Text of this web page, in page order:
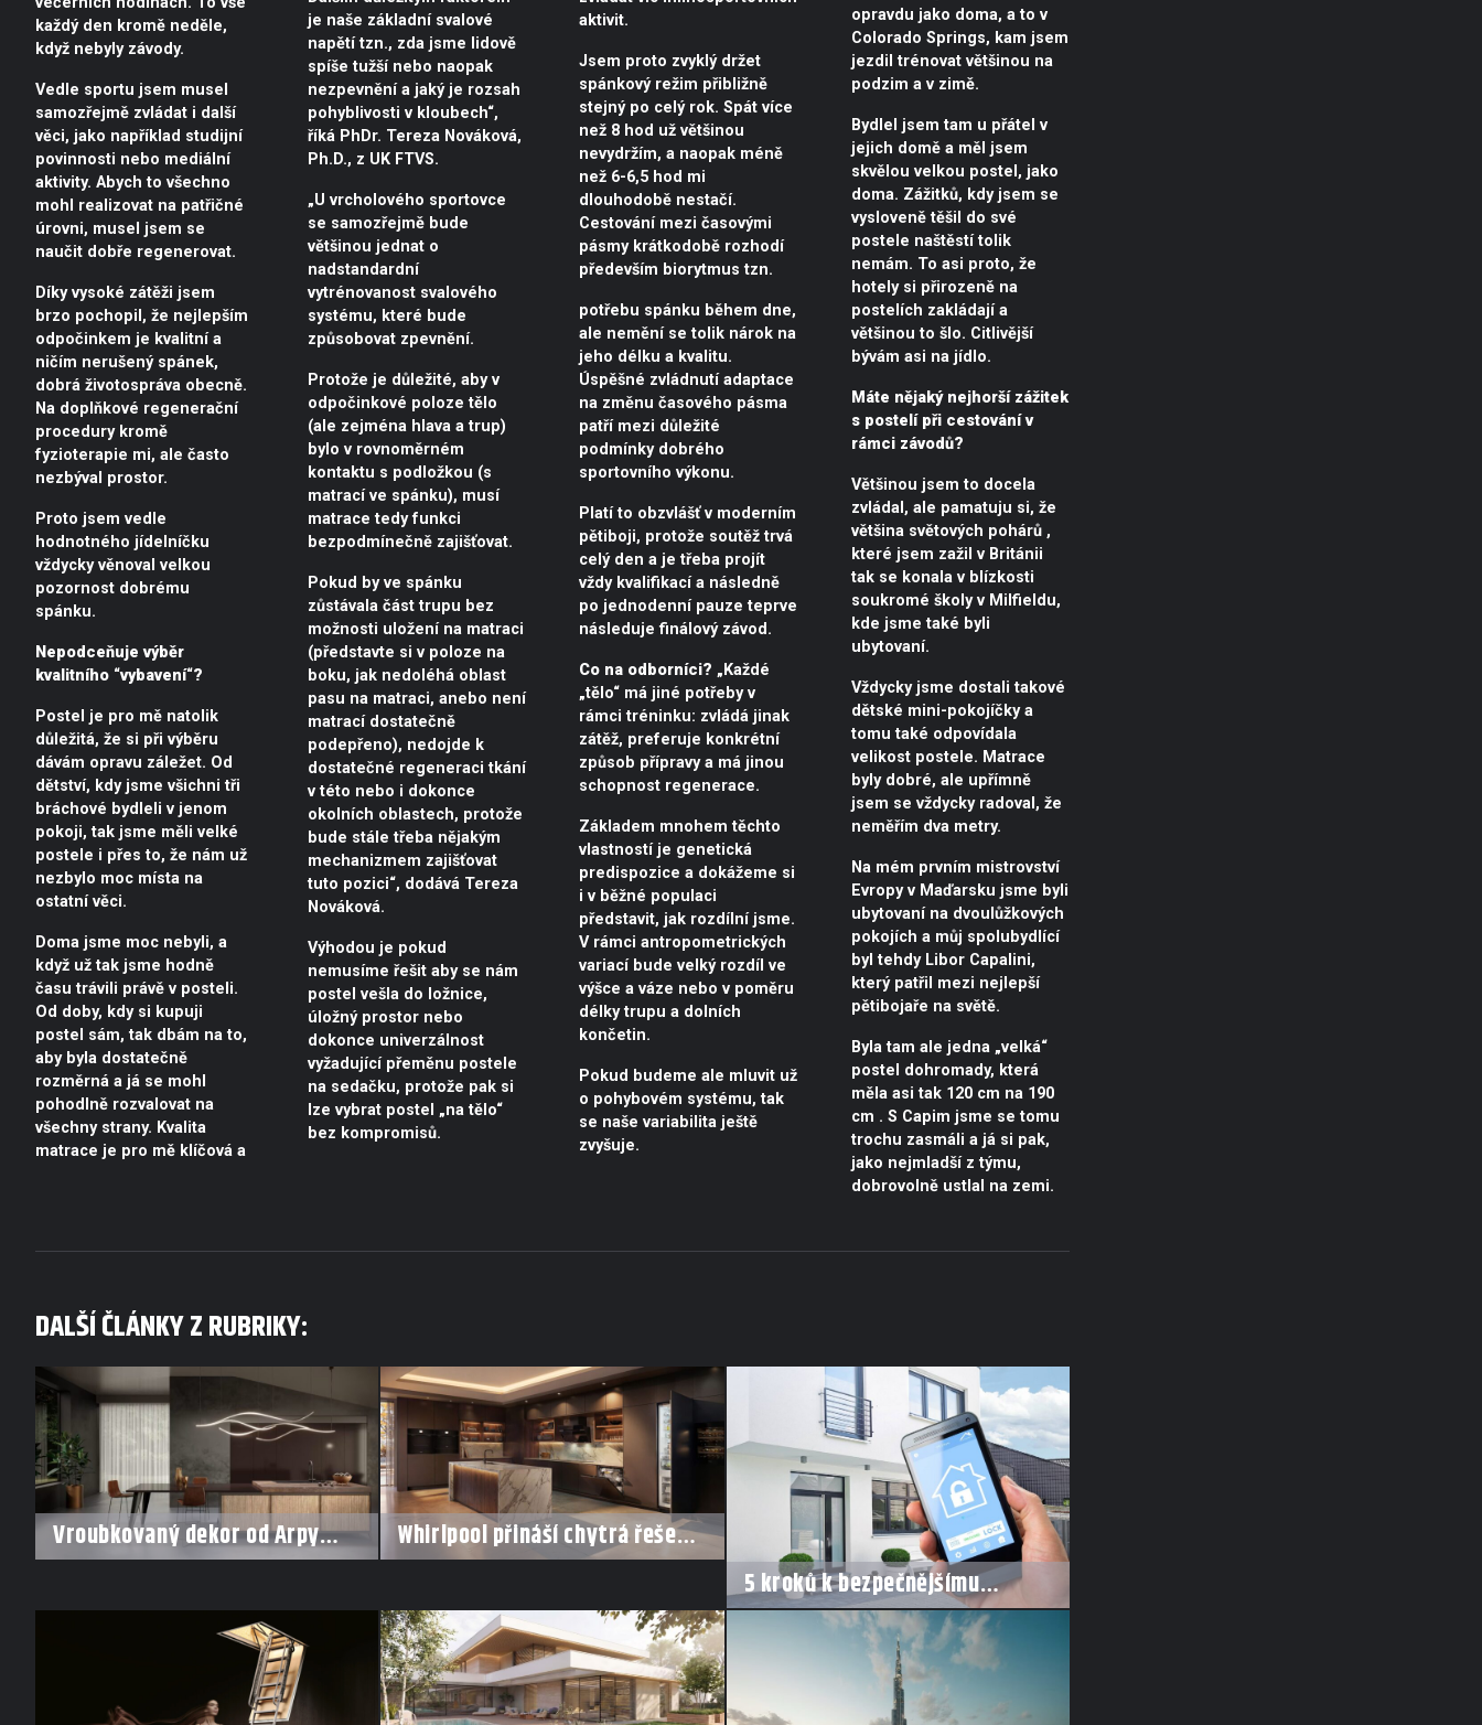
každý den kromě neděle,
když nebyly závody.
Vedle sportu jsem musel
samozřejmě zvládat i další
věci, jako například studijní
povinnosti nebo mediální
aktivity. Abych to všechno
mohl realizovat na patřičné
úrovni, musel jsem se
naučit dobře regenerovat.
Díky vysoké zátěži jsem
brzo pochopil, že nejlepším
odpočinkem je kvalitní a
ničím nerušený spánek,
dobrá životospráva obecně.
Na doplňkové regenerační
procedury kromě
fyzioterapie mi, ale často
nezbýval prostor.
Proto jsem vedle
hodnotného jídelníčku
vždycky věnoval velkou
pozornost dobrému
spánku.
Nepodceňuje výběr
kvalitního “vybavení“?
Postel je pro mě natolik
důležitá, že si při výběru
dávám opravu záležet. Od
dětství, kdy jsme všichni tři
bráchové bydleli v jenom
pokoji, tak jsme měli velké
postele i přes to, že nám už
nezbylo moc místa na
ostatní věci.
Doma jsme moc nebyli, a
když už tak jsme hodně
času trávili právě v posteli.
Od doby, kdy si kupuji
postel sám, tak dbám na to,
aby byla dostatečně
rozměrná a já se mohl
pohodlně rozvalovat na
všechny strany. Kvalita
matrace je pro mě klíčová a
je naše základní svalové
napětí tzn., zda jsme lidově
spíše tužší nebo naopak
nezpevnění a jaký je rozsah
pohyblivosti v kloubech“,
říká PhDr. Tereza Nováková,
Ph.D., z UK FTVS.
„U vrcholového sportovce
se samozřejmě bude
většinou jednat o
nadstandardní
vytrénovanost svalového
systému, které bude
způsobovat zpevnění.
Protože je důležité, aby v
odpočinkové poloze tělo
(ale zejména hlava a trup)
bylo v rovnoměrném
kontaktu s podložkou (s
matrací ve spánku), musí
matrace tedy funkci
bezpodmínečně zajišťovat.
Pokud by ve spánku
zůstávala část trupu bez
možnosti uložení na matraci
(představte si v poloze na
boku, jak nedoléhá oblast
pasu na matraci, anebo není
matrací dostatečně
podepřeno), nedojde k
dostatečné regeneraci tkání
v této nebo i dokonce
okolních oblastech, protože
bude stále třeba nějakým
mechanizmem zajišťovat
tuto pozici“, dodává Tereza
Nováková.
Výhodou je pokud
nemusíme řešit aby se nám
postel vešla do ložnice,
úložný prostor nebo
dokonce univerzálnost
vyžadující přeměnu postele
na sedačku, protože pak si
lze vybrat postel „na tělo“
bez kompromisů.
aktivit.
Jsem proto zvyklý držet
spánkový režim přibližně
stejný po celý rok. Spát více
než 8 hod už většinou
nevydržím, a naopak méně
než 6-6,5 hod mi
dlouhodobě nestačí.
Cestování mezi časovými
pásmy krátkodobě rozhodí
především biorytmus tzn.
potřebu spánku během dne,
ale nemění se tolik nárok na
jeho délku a kvalitu.
Úspěšné zvládnutí adaptace
na změnu časového pásma
patří mezi důležité
podmínky dobrého
sportovního výkonu.
Platí to obzvlášť v moderním
pětiboji, protože soutěž trvá
celý den a je třeba projít
vždy kvalifikací a následně
po jednodenní pauze teprve
následuje finálový závod.
Co na odborníci? „Každé
„tělo“ má jiné potřeby v
rámci tréninku: zvládá jinak
zátěž, preferuje konkrétní
způsob přípravy a má jinou
schopnost regenerace.
Základem mnohem těchto
vlastností je genetická
predispozice a dokážeme si
i v běžné populaci
představit, jak rozdílní jsme.
V rámci antropometrických
variací bude velký rozdíl ve
výšce a váze nebo v poměru
délky trupu a dolních
končetin.
Pokud budeme ale mluvit už
o pohybovém systému, tak
se naše variabilita ještě
zvyšuje.
opravdu jako doma, a to v
Colorado Springs, kam jsem
jezdil trénovat většinou na
podzim a v zimě.
Bydlel jsem tam u přátel v
jejich domě a měl jsem
skvělou velkou postel, jako
doma. Zážitků, kdy jsem se
vysloveně těšil do své
postele naštěstí tolik
nemám. To asi proto, že
hotely si přirozeně na
postelích zakládají a
většinou to šlo. Citlivější
bývám asi na jídlo.
Máte nějaký nejhorší zážitek
s postelí při cestování v
rámci závodů?
Většinou jsem to docela
zvládal, ale pamatuju si, že
většina světových pohárů ,
které jsem zažil v Británii
tak se konala v blízkosti
soukromé školy v Milfieldu,
kde jsme také byli
ubytovaní.
Vždycky jsme dostali takové
dětské mini-pokojíčky a
tomu také odpovídala
velikost postele. Matrace
byly dobré, ale upřímně
jsem se vždycky radoval, že
neměřím dva metry.
Na mém prvním mistrovství
Evropy v Maďarsku jsme byli
ubytovaní na dvoulůžkových
pokojích a můj spolubydlící
byl tehdy Libor Capalini,
který patřil mezi nejlepší
pětibojaře na světě.
Byla tam ale jedna „velká“
postel dohromady, která
měla asi tak 120 cm na 190
cm . S Capim jsme se tomu
trochu zasmáli a já si pak,
jako nejmladší z týmu,
dobrovolně ustlal na zemi.
DALŠÍ ČLÁNKY Z RUBRIKY:
Vroubkovaný dekor od Arpy
ovládá nové interiéry
Whirlpool přináší chytrá řešení
pro každý styl vaření 5 kroků k bezpečnějšímu
bydlení v době dovolené